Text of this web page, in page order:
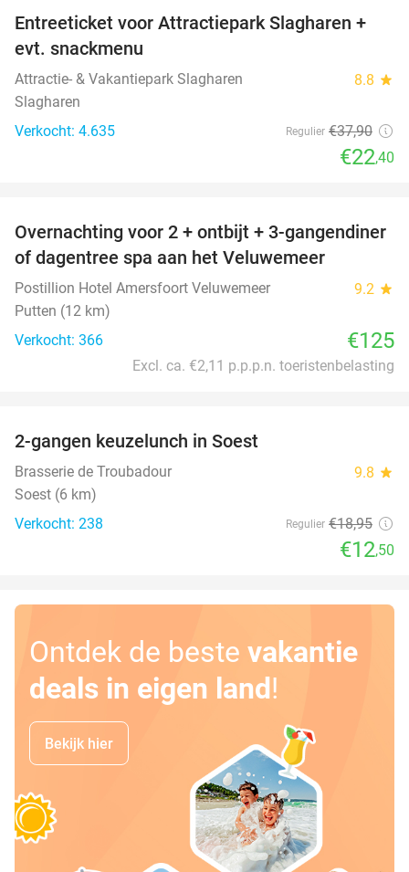
41%
Entreeticket voor Attractiepark Slagharen +
evt. snackmenu
Attractie- & Vakantiepark Slagharen 8.8 star
Slagharen
Verkocht: 4.635
Regulier €37,90
€22,40
Overnachting voor 2 + ontbijt + 3-gangendiner
of dagentree spa aan het Veluwemeer
Postillion Hotel Amersfoort Veluwemeer 9.2 star
Putten (12 km)
Verkocht: 366
€125
Excl. ca. €2,11 p.p.p.n. toeristenbelasting
2-gangen keuzelunch in Soest
Brasserie de Troubadour 9.8 star
Soest (6 km)
Verkocht: 238
Regulier €18,95
€12,50
Ontdek de beste vakantie
deals in eigen land!
Bekijk hier